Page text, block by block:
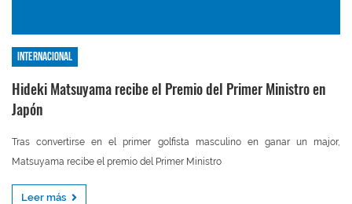
Internacional
Hideki Matsuyama recibe el Premio del Primer Ministro en
Japón
Tras convertirse en el primer golfista masculino en ganar un major,
Matsuyama recibe el premio del Primer Ministro
Leer más